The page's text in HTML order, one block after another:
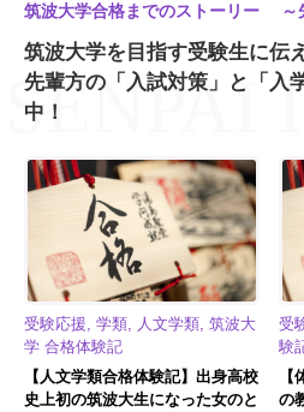
筑波大学合格までのストーリー ～
筑波大学を目指す受験生に伝
先輩方の「入試対策」と「入
中！
受験応援, 学類, 人文学類, 筑波大
学 合格体験記
【人文学類合格体験記】出身高校
史上初の筑波大生になった女のと
受
験
の